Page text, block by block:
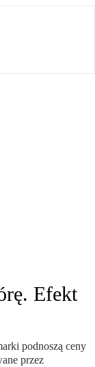
Efekt
podnoszą ceny
przez